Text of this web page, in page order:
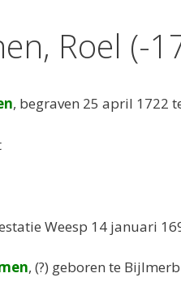
Roel (-
, begraven 25 april 1722
Weesp 14 januari
, (?) geboren te